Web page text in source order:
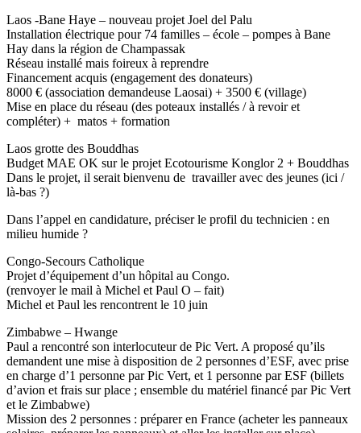
Laos -Bane Haye – nouveau projet Joel del Palu
Installation électrique pour 74 familles – école – pompes à Bane
Hay dans la région de Champassak
Réseau installé mais foireux à reprendre
Financement acquis (engagement des donateurs)
8000 € (association demandeuse Laosai) + 3500 € (village)
Mise en place du réseau (des poteaux installés / à revoir et
compléter) + matos + formation
Laos grotte des Bouddhas
Budget MAE OK sur le projet Ecotourisme Konglor 2 + Bouddhas
Dans le projet, il serait bienvenu de travailler avec des jeunes (ici /
là-bas ?)
Dans l’appel en candidature, préciser le profil du technicien : en
milieu humide ?
Congo-Secours Catholique
Projet d’équipement d’un hôpital au Congo.
(renvoyer le mail à Michel et Paul O – fait)
Michel et Paul les rencontrent le 10 juin
Zimbabwe – Hwange
Paul a rencontré son interlocuteur de Pic Vert. A proposé qu’ils
demandent une mise à disposition de 2 personnes d’ESF, avec prise
en charge d’1 personne par Pic Vert, et 1 personne par ESF (billets
d’avion et frais sur place ; ensemble du matériel financé par Pic Vert
et le Zimbabwe)
Mission des 2 personnes : préparer en France (acheter les panneaux